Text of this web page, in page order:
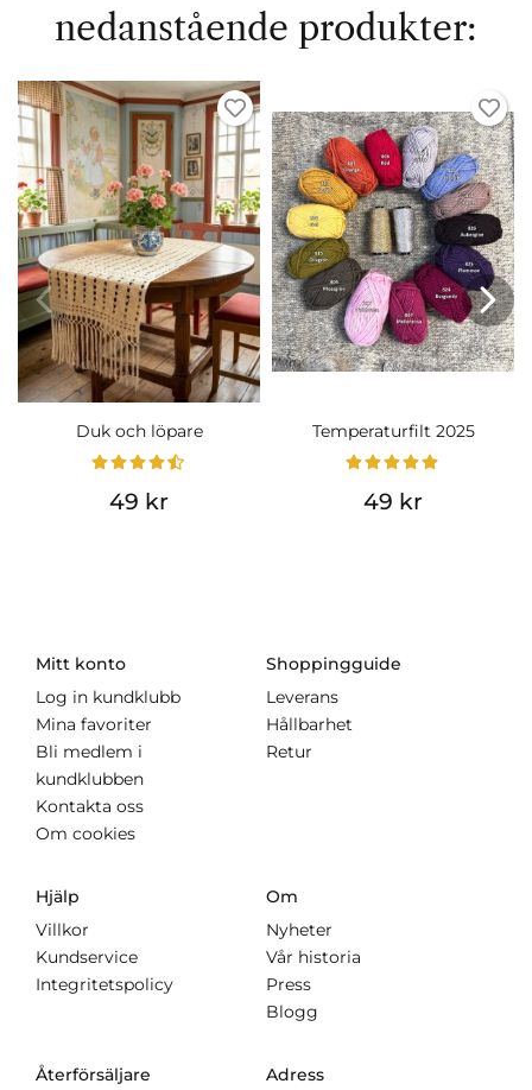
nedanstående produkter:
Duk och löpare
49 kr
Temperaturfilt 2025
49 kr
Mitt konto
Log in kundklubb
Mina favoriter
Bli medlem i
kundklubben
Kontakta oss
Om cookies
Shoppingguide
Leverans
Hållbarhet
Retur
Hjälp
Villkor
Kundservice
Integritetspolicy
Om
Nyheter
Vår historia
Press
Blogg
Återförsäljare Adress